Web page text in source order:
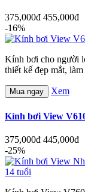
375,000đ 455,000đ
-16%
Kính bơi cho người
thiết kế đẹp mắt,
Mua ngay Xem
Kính bơi View
375,000đ 445,000đ
-25%